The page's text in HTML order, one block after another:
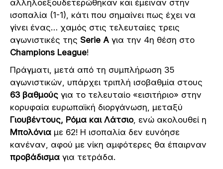
αλληλοεξουδετερώθηκαν και έμειναν στην
ισοπαλία (1-1), κάτι που σημαίνει πως έχει να
γίνει ένας… χαμός στις τελευταίες τρεις
αγωνιστικές της Serie A για την 4η θέση στο
Champions League!
Πράγματι, μετά από τη συμπλήρωση 35
αγωνιστικών, υπάρχει τριπλή ισοβαθμία στους
63 βαθμούς για το τελευταίο «εισιτήριο» στην
κορυφαία ευρωπαϊκή διοργάνωση, μεταξύ
Γιουβέντους, Ρόμα και Λάτσιο, ενώ ακολουθεί η
Μπολόνια με 62! Η ισοπαλία δεν ευνόησε
κανέναν, αφού με νίκη αμφότερες θα έπαιρναν
προβάδισμα για τετράδα.